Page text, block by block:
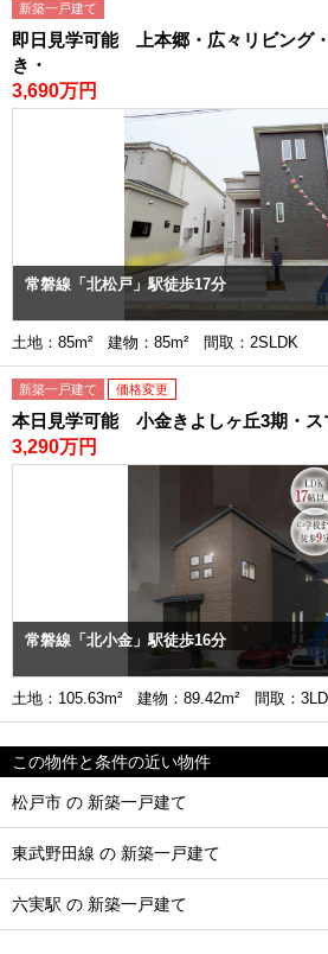
新築一戸建て
即日見学可能 上本郷・広々リビング
き・
3,690万円
常磐線「北松戸」駅徒歩17分
土地：85m² 建物：85m² 間取：2SLDK
新築一戸建て 価格変更
本日見学可能 小金きよしヶ丘3期・ス
3,290万円
常磐線「北小金」駅徒歩16分
土地：105.63m² 建物：89.42m² 間取：
この物件と条件の近い物件
松戸市 の 新築一戸建て
東武野田線 の 新築一戸建て
六実駅 の 新築一戸建て